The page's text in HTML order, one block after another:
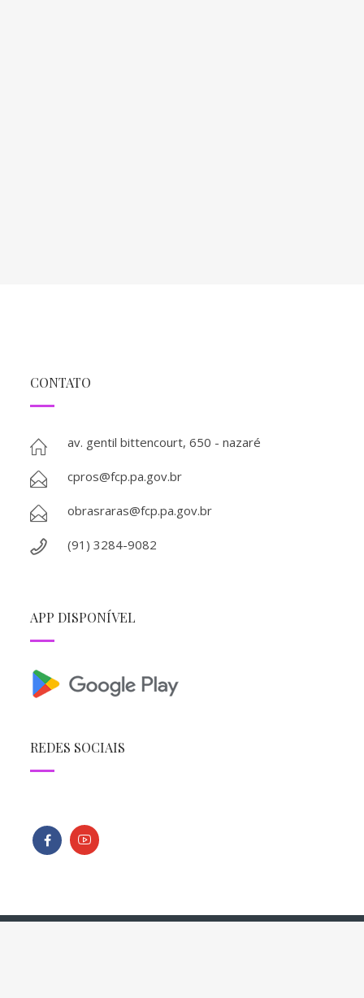
CONTATO
av. gentil bittencourt, 650 - nazaré
cpros@fcp.pa.gov.br
obrasraras@fcp.pa.gov.br
(91) 3284-9082
APP DISPONÍVEL
REDES SOCIAIS